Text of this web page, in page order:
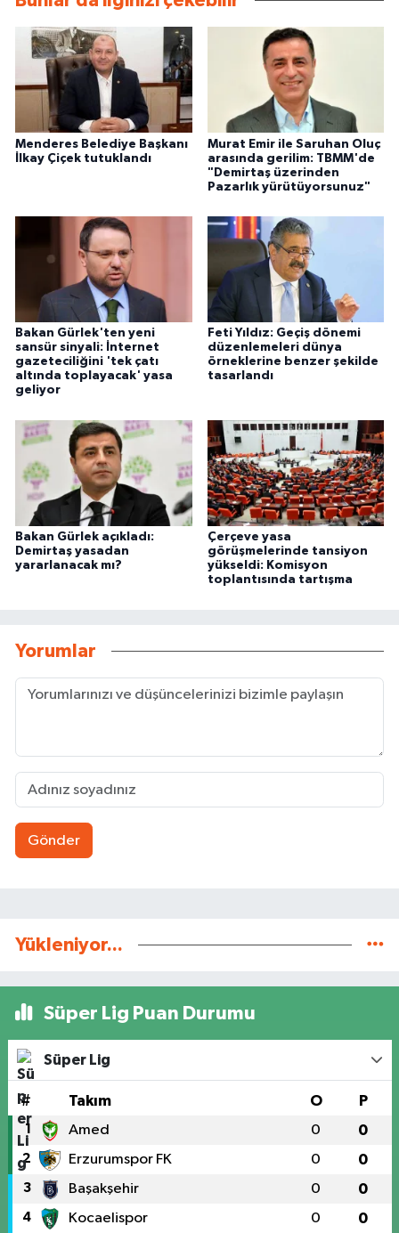
Menderes Belediye Başkanı
İlkay Çiçek tutuklandı
Murat Emir ile Saruhan Oluç
arasında gerilim: TBMM'de
"Demirtaş üzerinden
Pazarlık yürütüyorsunuz"
Bakan Gürlek'ten yeni
sansür sinyali: İnternet
gazeteciliğini 'tek çatı
altında toplayacak' yasa
geliyor
Feti Yıldız: Geçiş dönemi
düzenlemeleri dünya
örneklerine benzer şekilde
tasarlandı
Bakan Gürlek açıkladı:
Demirtaş yasadan
yararlanacak mı?
Çerçeve yasa
görüşmelerinde tansiyon
yükseldi: Komisyon
toplantısında tartışma
Yorumlar
Gönder
Yükleniyor...
Süper Lig Puan Durumu
Süper Lig
# Takım O P
1 Amed 0 0
2 Erzurumspor FK 0 0
3 Başakşehir 0 0
4 Kocaelispor 0 0